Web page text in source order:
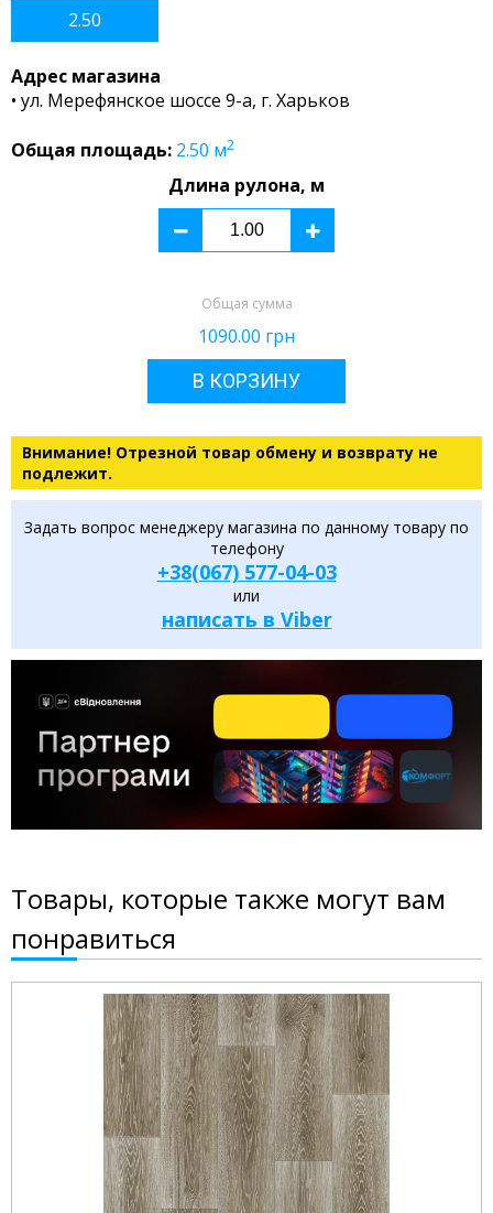
2.50
Адрес магазина
• ул. Мерефянское шоссе 9-а, г. Харьков
Общая площадь: 2.50 м2
Длина рулона, м
Общая сумма
1090.00 грн
В КОРЗИНУ
Внимание! Отрезной товар обмену и возврату не
подлежит.
Задать вопрос менеджеру магазина по данному товару по
телефону
+38(067) 577-04-03
или
написать в Viber
Товары, которые также могут вам
понравиться